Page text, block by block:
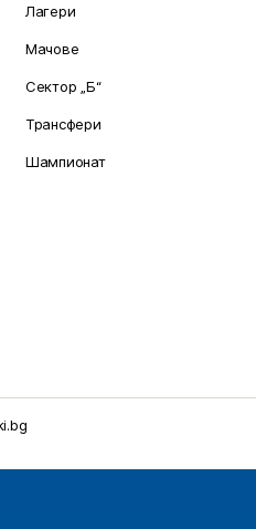
Лагери
Мачове
Сектор „Б“
Трансфери
Шампионат